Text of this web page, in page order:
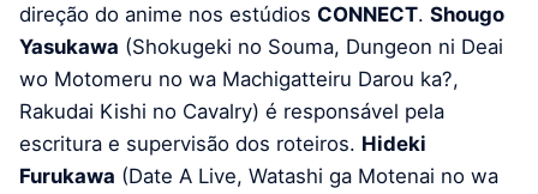
direção do anime nos estúdios CONNECT. Shougo
Yasukawa (Shokugeki no Souma, Dungeon ni Deai
wo Motomeru no wa Machigatteiru Darou ka?,
Rakudai Kishi no Cavalry) é responsável pela
escritura e supervisão dos roteiros. Hideki
Furukawa (Date A Live, Watashi ga Motenai no wa